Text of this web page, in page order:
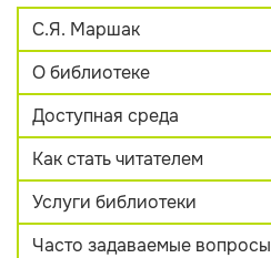
С.Я. Маршак
О библиотеке
Доступная среда
Как стать читателем
Услуги библиотеки
Часто задаваемые вопросы